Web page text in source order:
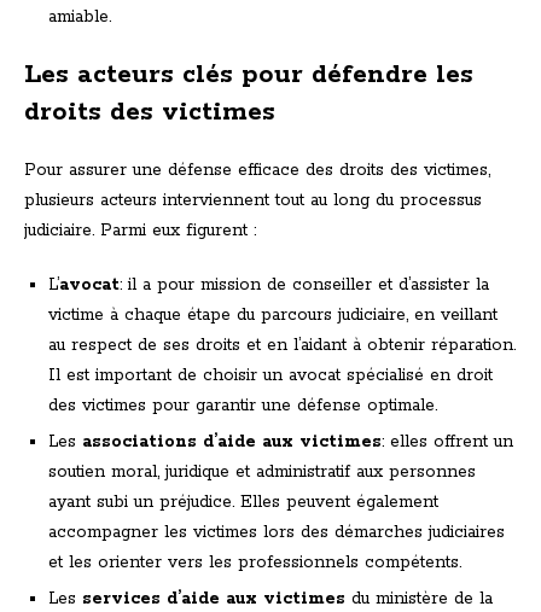
amiable.
Les acteurs clés pour défendre les
droits des victimes
Pour assurer une défense efficace des droits des victimes,
plusieurs acteurs interviennent tout au long du processus
judiciaire. Parmi eux figurent :
L’avocat: il a pour mission de conseiller et d’assister la
victime à chaque étape du parcours judiciaire, en veillant
au respect de ses droits et en l’aidant à obtenir réparation.
Il est important de choisir un avocat spécialisé en droit
des victimes pour garantir une défense optimale.
Les associations d’aide aux victimes: elles offrent un
soutien moral, juridique et administratif aux personnes
ayant subi un préjudice. Elles peuvent également
accompagner les victimes lors des démarches judiciaires
et les orienter vers les professionnels compétents.
Les services d’aide aux victimes du ministère de la